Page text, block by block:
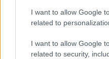
I want to allow Google
related to
I want to allow Google
related to security,
Terra Luna Classic
(LUNC)